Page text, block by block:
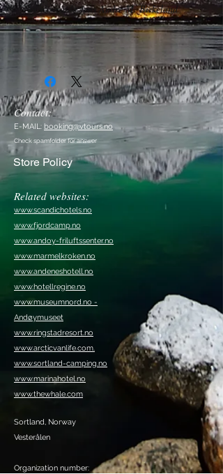
av vår guide Jens Andre M. Birkeland
Contact:
E-MAIL: booking@vtours.no
Check spamfolder for answer
Store Policy
Related websites:
www.scandichotels.no
www.fjordcamp.no
www.andoy-friluftssenter.no
www.marmelkroken.no
www.andeneshotell.no
www.hotellregine.no
www.museumnord.no -
Andøymuseet
www.ringstadresort.no
www.arcticvanlife.com.
www.sortland-camping.no
www.marinahotel.no
www.thewhale.com
Sortland, Norway
Vesterålen
Organization number: